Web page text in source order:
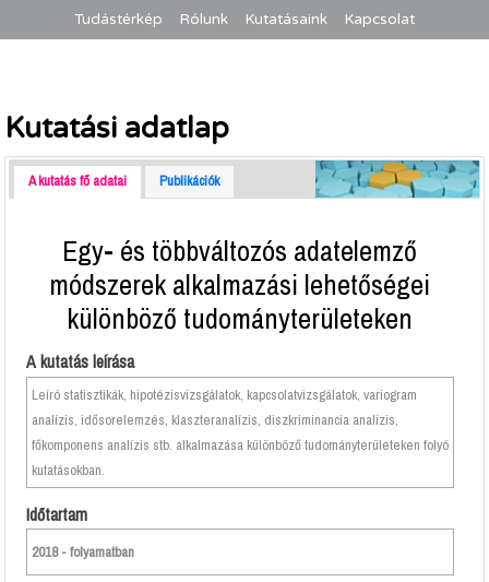
Tudástérkép Rólunk Kutatásaink Kapcsolat
Kutatási adatlap
A kutatás fő adatai Publikációk
Egy- és többváltozós adatelemző
módszerek alkalmazási lehetőségei
különböző tudományterületeken
A kutatás leírása
Leíró statisztikák, hipotézisvizsgálatok, kapcsolatvizsgálatok, variogram
analízis, idősorelemzés, klaszteranalízis, diszkriminancia analízis,
főkomponens analízis stb. alkalmazása különböző tudományterületeken folyó
kutatásokban.
Időtartam
2018 - folyamatban